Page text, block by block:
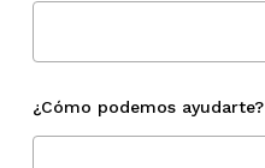
¿Cómo podemos ayudarte?